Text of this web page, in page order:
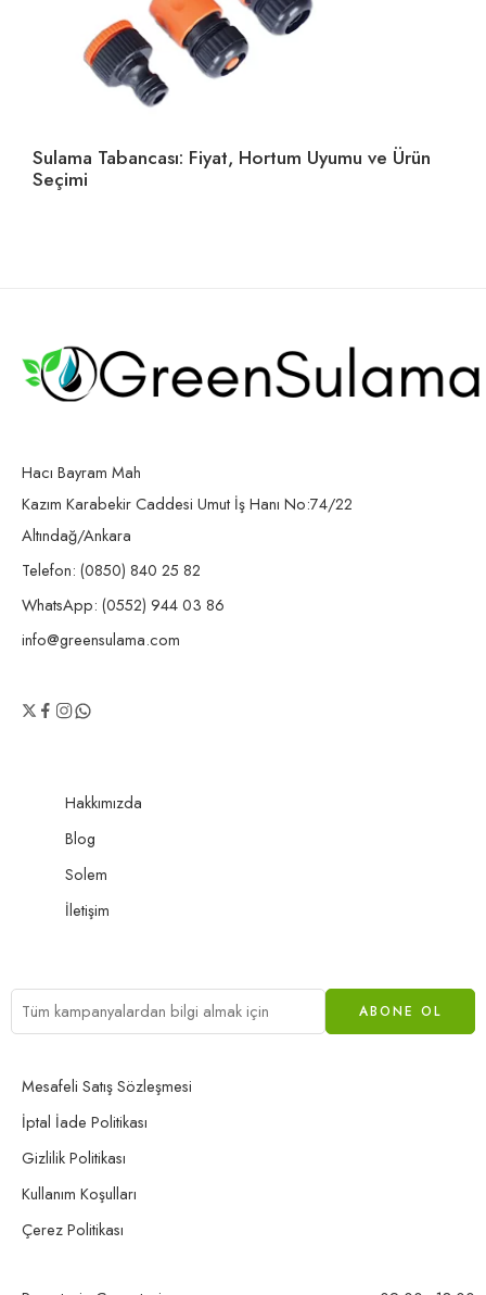
Sulama Tabancası: Fiyat, Hortum Uyumu ve Ürün
Seçimi
Hacı Bayram Mah
Kazım Karabekir Caddesi Umut İş Hanı No:74/22
Altındağ/Ankara
Telefon: (0850) 840 25 82
WhatsApp: (0552) 944 03 86
info@greensulama.com
Hakkımızda
Blog
Solem
İletişim
Mesafeli Satış Sözleşmesi
İptal İade Politikası
Gizlilik Politikası
Kullanım Koşulları
Çerez Politikası